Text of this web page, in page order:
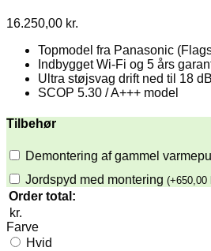
16.250,00 kr.
Topmodel fra Panasonic
Indbygget Wi-Fi og 5 års
Ultra støjsvag drift ned til 18
SCOP 5.30 / A+++ model
Tilbehør
Demontering af gammel
Jordspyd med montering (+650,00
Order total:
kr.
Farve
Hvid